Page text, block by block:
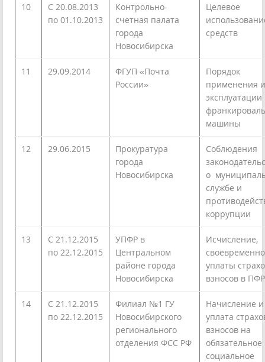
10
C 20.08.2013
по 01.10.2013
Контрольно-
счетная палата
города
Новосибирска
Целевое
средств
11 29.09.2014
ФГУП «Почта
России»
Порядок
применения и
эксплуатации
машины
12 29.06.2015
Прокуратура
города
Новосибирска
Соблюдения
о
службе и
коррупции
13
С 21.12.2015
по 22.12.2015
УПФР в
Центральном
районе города
Новосибирска
Исчисление,
уплаты
взносов в ПФР
14
С 21.12.2015
по 22.12.2015
Филиал №1 ГУ
Новосибирского
регионального
отделения ФСС РФ
Начисление и
уплата
взносов на
обязательное
социальное